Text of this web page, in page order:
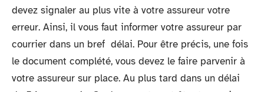
devez signaler au plus vite à votre assureur votre
erreur. Ainsi, il vous faut informer votre assureur par
courrier dans un bref délai. Pour être précis, une fois
le document complété, vous devez le faire parvenir à
votre assureur sur place. Au plus tard dans un délai